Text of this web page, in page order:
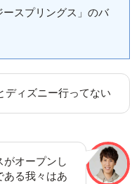
スプリングス」のバ
ディズニー行ってない
がオープンし
ある我々はあ